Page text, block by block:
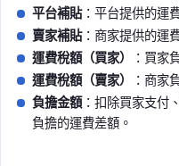
平台補貼：平台提供的運
賣家補貼：商家提供的運
運費稅額（買家）
：買家
運費稅額（賣家）
：商家
負擔金額：扣除買家支付
負擔的運費差額。